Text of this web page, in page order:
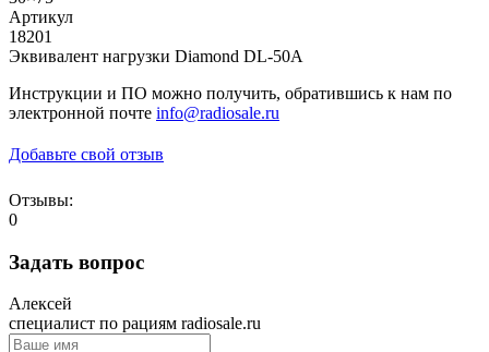
Артикул
18201
Эквивалент нагрузки Diamond DL-50A
Инструкции и ПО можно получить, обратившись к нам по
электронной почте info@radiosale.ru
Добавьте свой отзыв
Отзывы:
0
Задать вопрос
Алексей
специалист по рациям radiosale.ru